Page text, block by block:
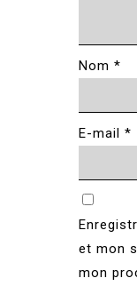
Nom *
E-mail *
et mon
mon